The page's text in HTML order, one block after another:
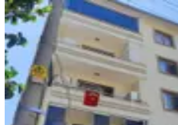
YENİ
Yeni Rota'dan Kültür
Yukarısı Kiralık
Onikişubat, Necip Fazıl
·45 m²·2. Kat
17.500 ₺